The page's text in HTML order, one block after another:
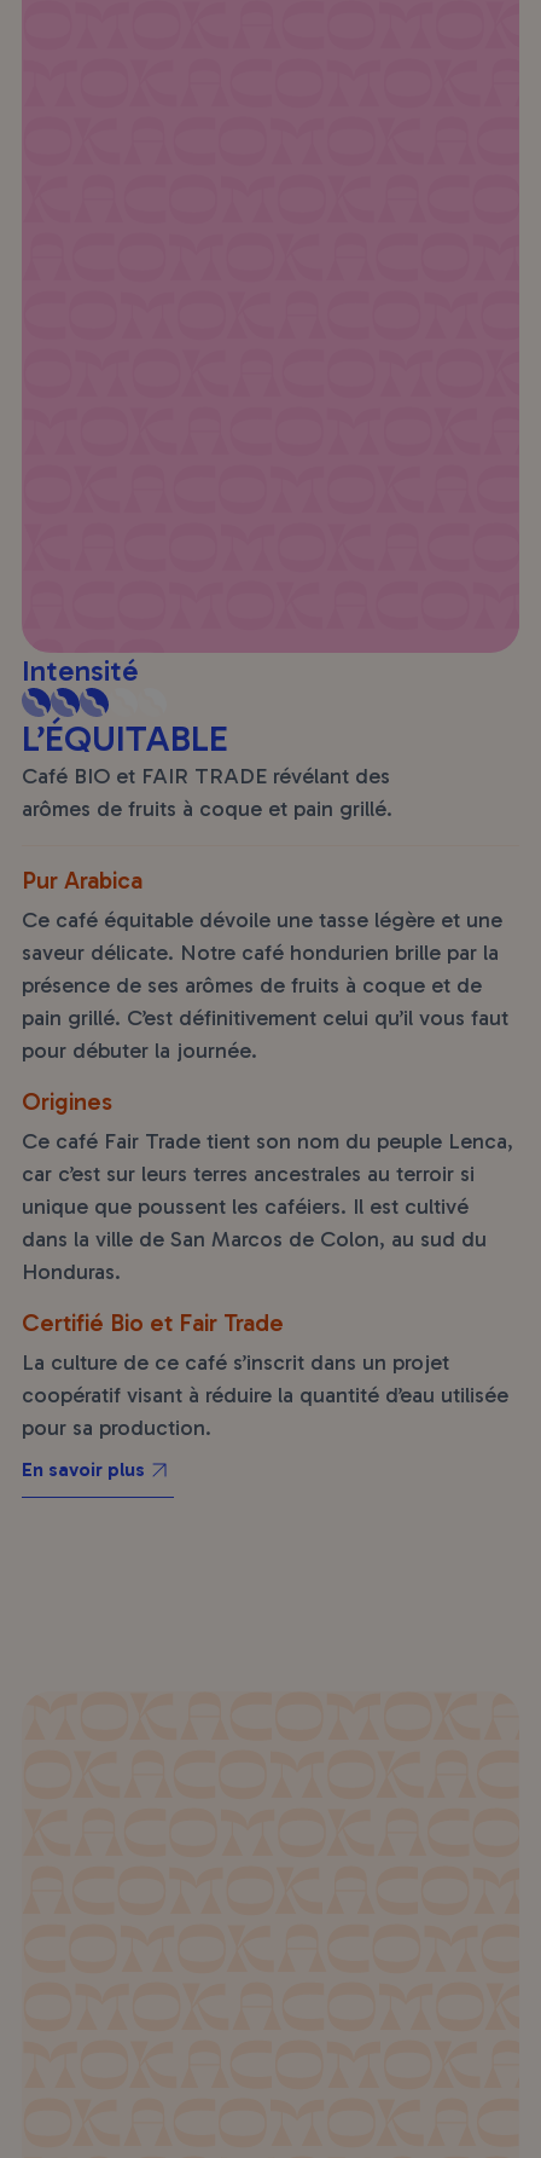
L’ÉQUITABLE
Café BIO et FAIR TRADE révélant des
arômes de fruits à coque et pain grillé.
Intensité
Pur Arabica
Ce café équitable dévoile une tasse légère et une
saveur délicate. Notre café hondurien brille par la
présence de ses arômes de fruits à coque et de
pain grillé. C’est définitivement celui qu’il vous faut
pour débuter la journée.
Origines
Ce café Fair Trade tient son nom du peuple Lenca,
car c’est sur leurs terres ancestrales au terroir si
unique que poussent les caféiers. Il est cultivé
dans la ville de San Marcos de Colon, au sud du
Honduras.
Certifié Bio et Fair Trade
La culture de ce café s’inscrit dans un projet
coopératif visant à réduire la quantité d’eau utilisée
pour sa production.
En savoir plus